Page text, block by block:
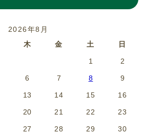
2026年8月
木 金 土 日
1 2
6 7 8 9
13 14 15 16
20 21 22 23
27 28 29 30